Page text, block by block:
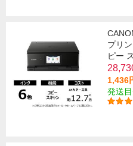
プリ
ピー
1,436
発送